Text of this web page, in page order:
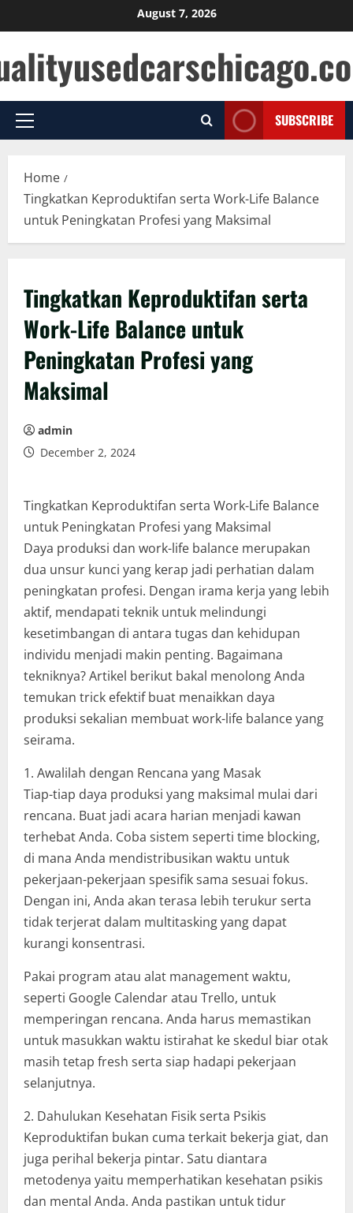
to
content
August 7, 2026
Primary
SUBSCRIBE
Home
Tingkatkan Keproduktifan serta Work-Life Balance
untuk Peningkatan Profesi yang Maksimal
Tingkatkan Keproduktifan serta
Work-Life Balance untuk
Peningkatan Profesi yang
Maksimal
admin
December 2, 2024
Tingkatkan Keproduktifan serta Work-Life Balance
untuk Peningkatan Profesi yang Maksimal
Daya produksi dan work-life balance merupakan
dua unsur kunci yang kerap jadi perhatian dalam
peningkatan profesi. Dengan irama kerja yang lebih
aktif, mendapati teknik untuk melindungi
kesetimbangan di antara tugas dan kehidupan
individu menjadi makin penting. Bagaimana
tekniknya? Artikel berikut bakal menolong Anda
temukan trick efektif buat menaikkan daya
produksi sekalian membuat work-life balance yang
seirama.
1. Awalilah dengan Rencana yang Masak
Tiap-tiap daya produksi yang maksimal mulai dari
rencana. Buat jadi acara harian menjadi kawan
terhebat Anda. Coba sistem seperti time blocking,
di mana Anda mendistribusikan waktu untuk
pekerjaan-pekerjaan spesifik sama sesuai fokus.
Dengan ini, Anda akan terasa lebih terukur serta
tidak terjerat dalam multitasking yang dapat
kurangi konsentrasi.
Pakai program atau alat management waktu,
seperti Google Calendar atau Trello, untuk
memperingan rencana. Anda harus memastikan
untuk masukkan waktu istirahat ke skedul biar otak
masih tetap fresh serta siap hadapi pekerjaan
selanjutnya.
2. Dahulukan Kesehatan Fisik serta Psikis
Keproduktifan bukan cuma terkait bekerja giat, dan
juga perihal bekerja pintar. Satu diantara
metodenya yaitu memperhatikan kesehatan psikis
dan mental Anda. Anda pastikan untuk tidur